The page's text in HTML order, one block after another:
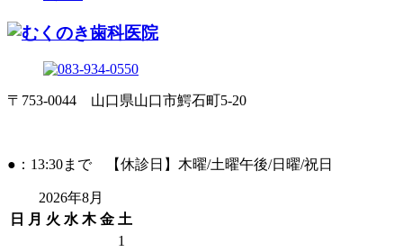
〒753-0044 山口県山口市鰐石町5-20
●：13:30まで 【休診日】木曜/土曜午後/日曜/祝日
2026年8月
日
月 火 水 木 金 土
1